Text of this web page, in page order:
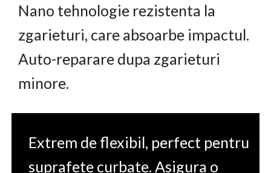
Nano tehnologie rezistenta la
zgarieturi, care absoarbe impactul.
Auto-reparare dupa zgarieturi
minore.
Extrem de flexibil, perfect pentru
suprafete curbate. Asigura o